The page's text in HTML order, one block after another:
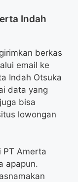
Indah
berkas
email ke
Indah Otsuka
data yang
bisa
lowongan
PT Amerta
apapun.